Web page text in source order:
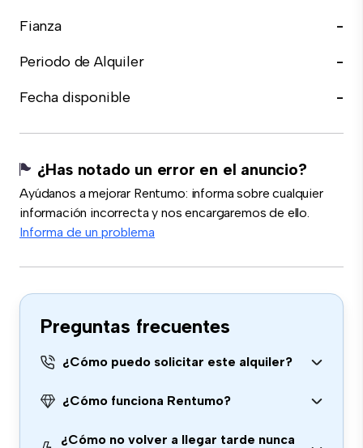
Fianza
-
Periodo de Alquiler
-
Fecha disponible
-
¿Has notado un error en el anuncio?
Ayúdanos a mejorar Rentumo: informa sobre cualquier
información incorrecta y nos encargaremos de ello.
Informa de un problema
Preguntas frecuentes
¿Cómo puedo solicitar este alquiler?
¿Cómo funciona Rentumo?
¿Cómo no volver a llegar tarde nunca